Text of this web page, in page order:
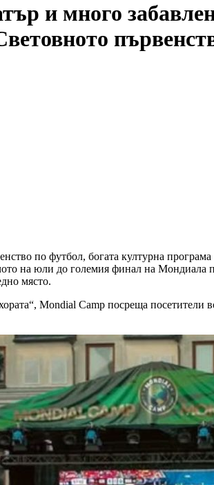
и много
по футбол, богата културна
на юли до големия финал на Мондиала
място.
Mondial Camp посреща посетители